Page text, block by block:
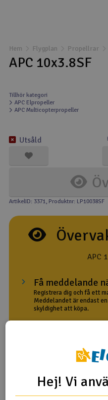
Drönare
Drönare för FPV
Flygplan
Helikopter
Modelljärnväg
Motor & tillbehör
Outlet
Raketer
Scooter & elfordon
Verktyg,
Hem Flygplan Propellrar
APC 10x3.8SF
Tillhör kategori
APC Elpropeller
APC Multicopterpropeller
Utsåld
ArtikelID: 3371, Produktnr: LP10038SF
APC
Få meddelande
Registrera dig och få ett
Meddelandet är endast
skyldighet att köpa.
Med meddelande
Hej! Vi